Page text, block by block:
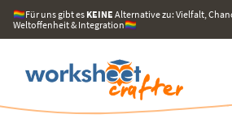
🏳️‍🌈Für uns gibt es KEINE Alternative zu: Vielfalt,
Weltoffenheit & Integration🏳️‍🌈